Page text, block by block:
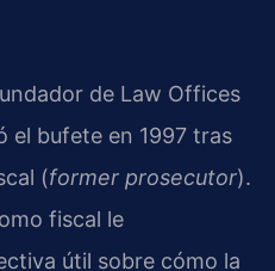
de Law Offices
el bufete en 1997 tras
(former prosecutor).
fiscal le
útil sobre cómo la